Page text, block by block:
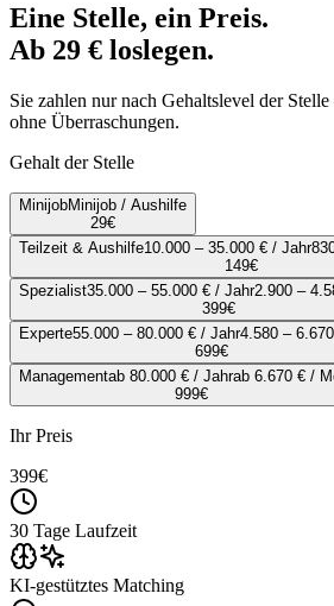
Eine Stelle, ein Preis.
Ab 29 € loslegen.
Sie zahlen nur nach Gehaltslevel der
ohne Überraschungen.
Gehalt der Stelle
MinijobMinijob / Aushilfe
29€
Teilzeit & Aushilfe10.000 – 35.000 € / Jahr
149€
Spezialist35.000 – 55.000 € / Jahr2.900 –
399€
Experte55.000 – 80.000 € / Jahr4.580 –
699€
Managementab 80.000 € / Jahrab 6.670 € /
999€
Ihr Preis
399€
30 Tage Laufzeit
KI-gestütztes Matching